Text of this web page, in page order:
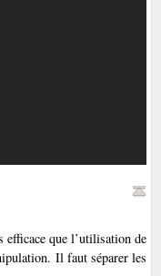
que l’utilisation de
Il faut séparer les